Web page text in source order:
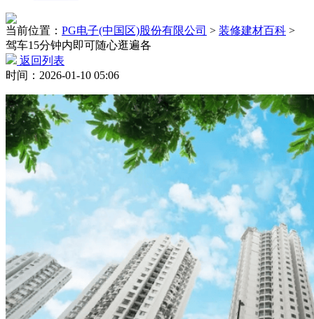
当前位置： PG电子(中国区)股份有限公司 > 装修建材百科 >
驾车15分钟内即可随心逛遍各
返回列表
时间：2026-01-10 05:06